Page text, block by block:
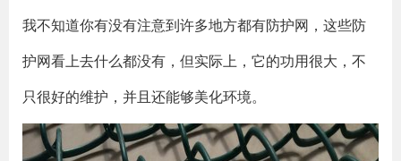
我不知道你有没有注意到许多地方都有防护网，这些防
护网看上去什么都没有，但实际上，它的功用很大，不
只很好的维护，并且还能够美化环境。